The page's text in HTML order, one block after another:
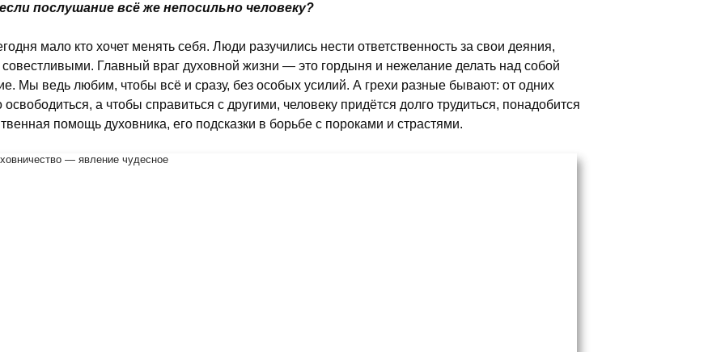
послушание всё же непосильно человеку?
мало кто хочет менять себя. Люди разучились нести ответственность за свои деяния,
совестливыми. Главный враг духовной жизни — это гордыня и нежелание делать над собой
Мы ведь любим, чтобы всё и сразу, без особых усилий. А грехи разные бывают: от одних
освободиться, а чтобы справиться с другими, человеку придётся долго трудиться, понадобится
помощь духовника, его подсказки в борьбе с пороками и страстями.